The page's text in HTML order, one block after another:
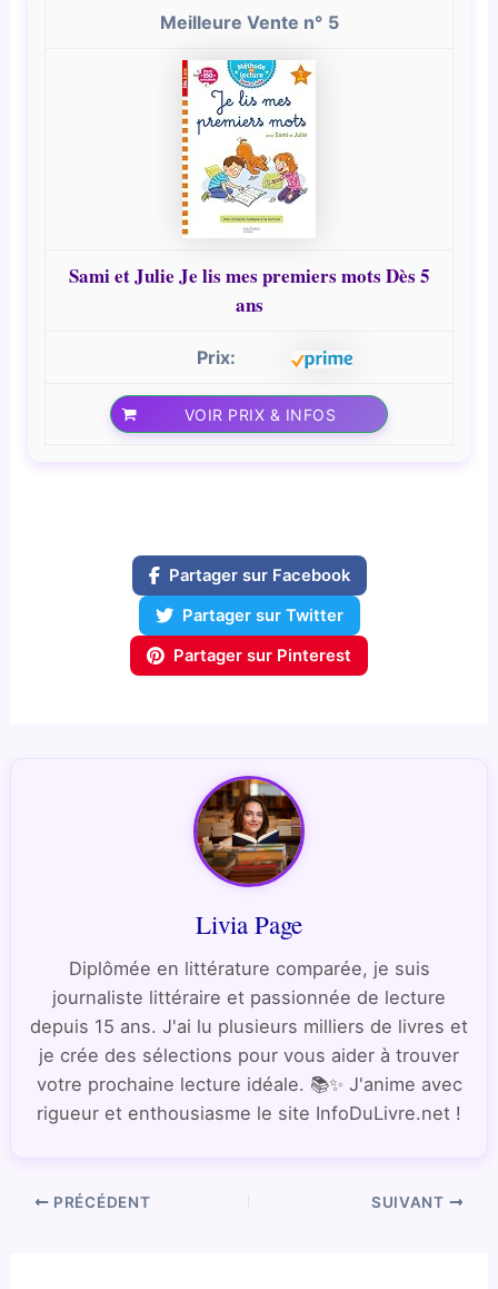
5
Sami et Julie Je lis mes premiers mots Dès 5
ans
VOIR PRIX & INFOS
Partager sur Facebook
Partager sur Twitter
Partager sur Pinterest
Livia Page
Diplômée en littérature comparée, je suis
journaliste littéraire et passionnée de lecture
depuis 15 ans. J'ai lu plusieurs milliers de livres et
je crée des sélections pour vous aider à trouver
votre prochaine lecture idéale. 📚✨ J'anime avec
rigueur et enthousiasme le site InfoDuLivre.net !
PRÉCÉDENT SUIVANT